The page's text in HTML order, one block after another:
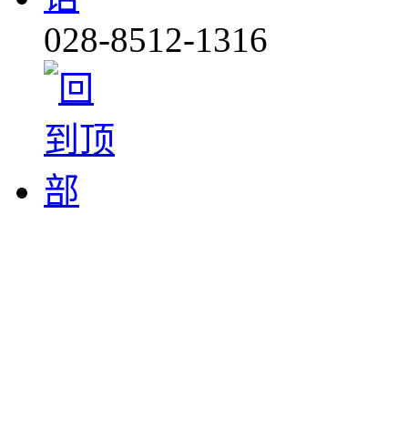
028-8512-1316